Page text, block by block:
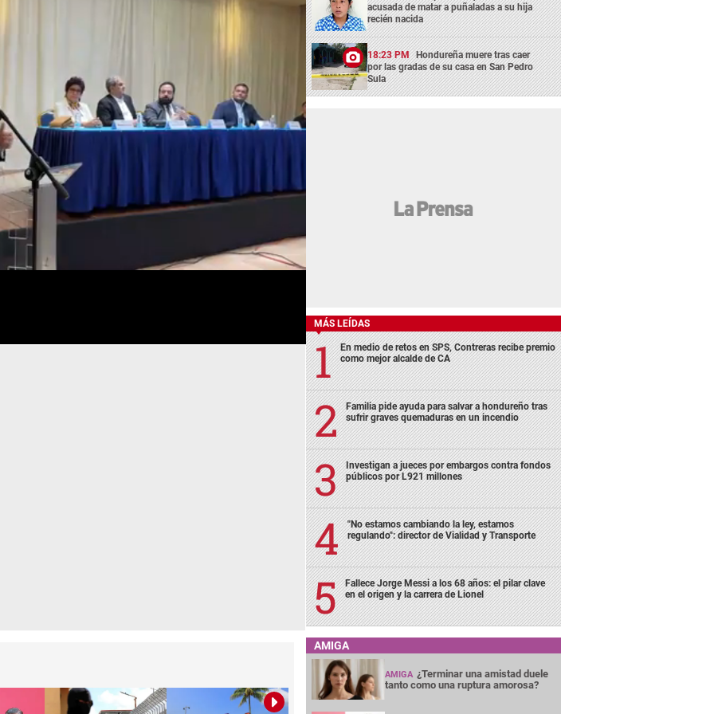
acusada de matar a puñaladas a su hija
recién nacida
18:23 PM Hondureña muere tras caer
por las gradas de su casa en San Pedro
Sula
MÁS LEÍDAS
En medio de retos en SPS, Contreras recibe premio
como mejor alcalde de CA
Familia pide ayuda para salvar a hondureño tras
sufrir graves quemaduras en un incendio
Investigan a jueces por embargos contra fondos
públicos por L921 millones
"No estamos cambiando la ley, estamos
regulando": director de Vialidad y Transporte
Fallece Jorge Messi a los 68 años: el pilar clave
en el origen y la carrera de Lionel
AMIGA
AMIGA ¿Terminar una amistad duele
tanto como una ruptura amorosa?